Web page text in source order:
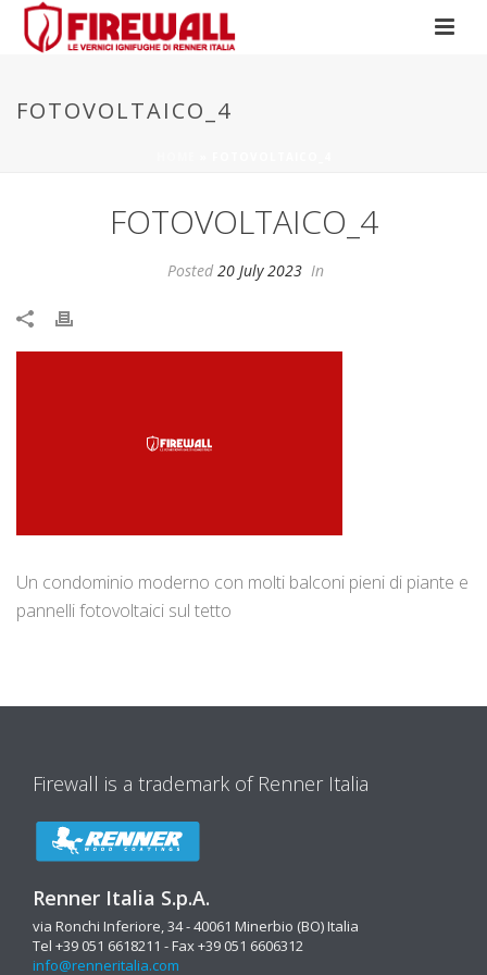
FOTOVOLTAICO_4
FOTOVOLTAICO_4
Posted 20 July 2023 In
Un condominio moderno con molti balconi pieni di piante e
pannelli fotovoltaici sul tetto
Firewall is a trademark of Renner Italia
Renner Italia S.p.A.
via Ronchi Inferiore, 34 - 40061 Minerbio (BO) Italia
Tel +39 051 6618211 - Fax +39 051 6606312
info@renneritalia.com